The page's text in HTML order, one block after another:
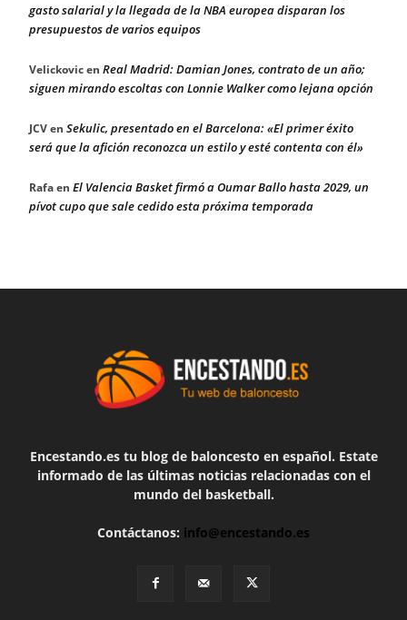
gasto salarial y la llegada de la NBA europea disparan los
presupuestos de varios equipos
Velickovicen Real Madrid: Damian Jones, contrato de un año;
siguen mirando escoltas con Lonnie Walker como lejana opción
JCVen Sekulic, presentado en el Barcelona: «El primer éxito
será que la afición reconozca un estilo y esté contenta con él»
Rafaen El Valencia Basket firmó a Oumar Ballo hasta 2029, un
pívot cupo que sale cedido esta próxima temporada
Encestando.es tu blog de baloncesto en español. Estate
informado de las últimas noticias relacionadas con el
mundo del basketball.
Contáctanos: info@encestando.es